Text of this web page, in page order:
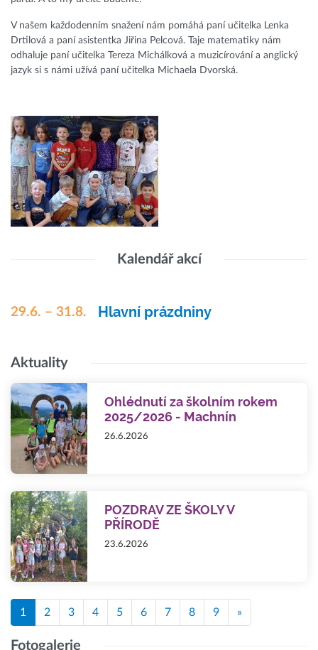
V našem každodenním snažení nám pomáhá paní učitelka Lenka
Drtilová a paní asistentka Jiřina Pelcová. Taje matematiky nám
odhaluje paní učitelka Tereza Michálková a muzicírování a anglický
jazyk si s námi užívá paní učitelka Michaela Dvorská.
Kalendář akcí
29.6. – 31.8. Hlavní prázdniny
Aktuality
Ohlédnutí za školním rokem
2025/2026 - Machnín
26.6.2026
POZDRAV ZE ŠKOLY V
PŘÍRODĚ
23.6.2026
1 2 3 4 5 6 7 8 9 »
Fotogalerie